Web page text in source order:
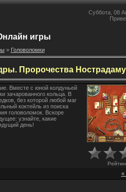
Суббота, 08
игры
» Головоломки
Пророчества
Вместе с юной колдуньей
зачарованного кольца. В
без которой любой маг
коктейль из поиска
головоломок. Вскоре
узнайте, какие
день!
«